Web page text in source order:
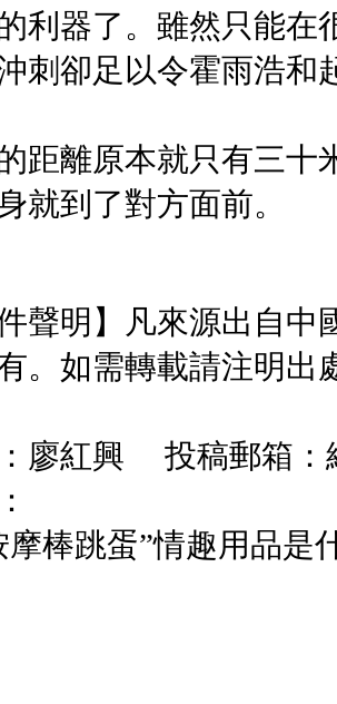
利器了。雖然只能在
刺卻足以令霍雨浩和
距離原本就只有三十
就到了對方面前。
明】凡來源出自中
。如需轉載請注明出
廖紅興 投稿郵箱：
摩棒跳蛋”情趣用品是